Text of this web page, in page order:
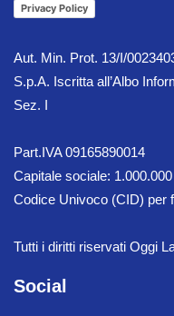
Privacy Policy
Aut. Min. Prot. 13/I/
S.p.A. Iscritta all’Albo
Sez. I
Part.IVA 09165890014
Capitale sociale: 1.000.000
Codice Univoco (CID) per
Tutti i diritti riservati Oggi
Social